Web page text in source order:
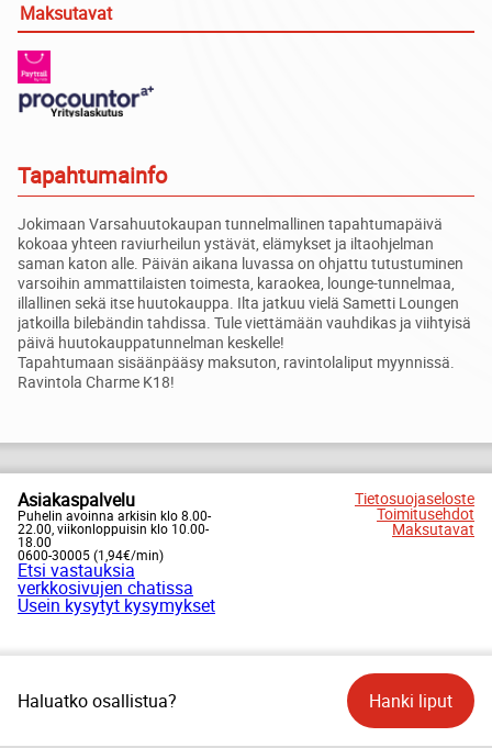
Haluatko osallistua? Hanki liput
Tapahtumainfo
Jokimaan Varsahuutokaupan tunnelmallinen tapahtumapäivä
kokoaa yhteen raviurheilun ystävät, elämykset ja iltaohjelman
saman katon alle. Päivän aikana luvassa on ohjattu tutustuminen
varsoihin ammattilaisten toimesta, karaokea, lounge-tunnelmaa,
illallinen sekä itse huutokauppa. Ilta jatkuu vielä Sametti Loungen
jatkoilla bilebändin tahdissa. Tule viettämään vauhdikas ja viihtyisä
päivä huutokauppatunnelman keskelle!
Tapahtumaan sisäänpääsy maksuton, ravintolaliput myynnissä.
Ravintola Charme K18!
Maksutavat
Asiakaspalvelu
Puhelin avoinna arkisin klo 8.00-
22.00, viikonloppuisin klo 10.00-
18.00
0600-30005 (1,94€/min)
Etsi vastauksia
verkkosivujen chatissa
Usein kysytyt kysymykset
Tietosuojaseloste
Toimitusehdot
Maksutavat